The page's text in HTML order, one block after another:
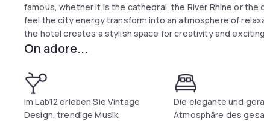
famous, whether it is the cathedral, the River Rhine or
feel the city energy transform into an atmosphere of
the hotel creates a stylish space for creativity and
On adore...
Im Lab12 erleben Sie Vintage
Design, trendige Musik,
Die elegante und
Atmosphäre des